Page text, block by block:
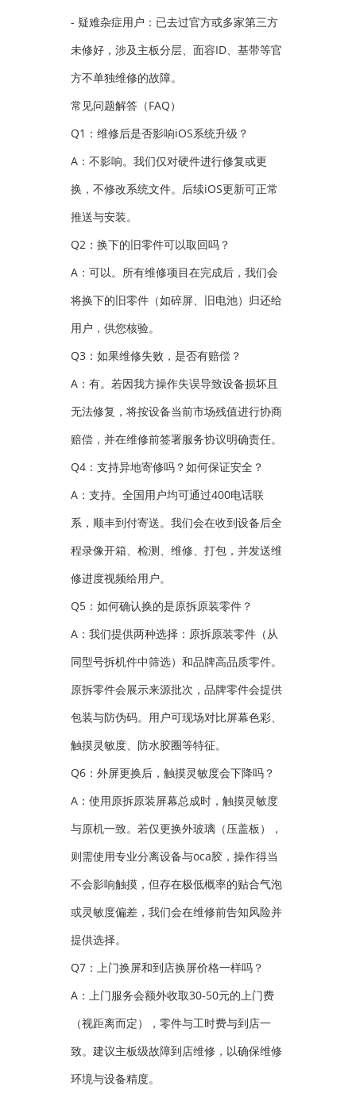
- 疑难杂症用户：已去过官方或多家第三方
未修好，涉及主板分层、面容ID、基带等官
方不单独维修的故障。
常见问题解答（FAQ）
Q1：维修后是否影响iOS系统升级？
A：不影响。我们仅对硬件进行修复或更
换，不修改系统文件。后续iOS更新可正常
推送与安装。
Q2：换下的旧零件可以取回吗？
A：可以。所有维修项目在完成后，我们会
将换下的旧零件（如碎屏、旧电池）归还给
用户，供您核验。
Q3：如果维修失败，是否有赔偿？
A：有。若因我方操作失误导致设备损坏且
无法修复，将按设备当前市场残值进行协商
赔偿，并在维修前签署服务协议明确责任。
Q4：支持异地寄修吗？如何保证安全？
A：支持。全国用户均可通过400电话联
系，顺丰到付寄送。我们会在收到设备后全
程录像开箱、检测、维修、打包，并发送维
修进度视频给用户。
Q5：如何确认换的是原拆原装零件？
A：我们提供两种选择：原拆原装零件（从
同型号拆机件中筛选）和品牌高品质零件。
原拆零件会展示来源批次，品牌零件会提供
包装与防伪码。用户可现场对比屏幕色彩、
触摸灵敏度、防水胶圈等特征。
Q6：外屏更换后，触摸灵敏度会下降吗？
A：使用原拆原装屏幕总成时，触摸灵敏度
与原机一致。若仅更换外玻璃（压盖板），
则需使用专业分离设备与oca胶，操作得当
不会影响触摸，但存在极低概率的贴合气泡
或灵敏度偏差，我们会在维修前告知风险并
提供选择。
Q7：上门换屏和到店换屏价格一样吗？
A：上门服务会额外收取30-50元的上门费
（视距离而定），零件与工时费与到店一
致。建议主板级故障到店维修，以确保维修
环境与设备精度。